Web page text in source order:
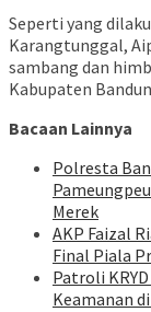
Seperti yang
Karangtunggal,
sambang dan
Kabupaten
Bacaan Lainnya
Polresta
Merek
AKP Faizal
Final Piala
Patroli
Keamanan